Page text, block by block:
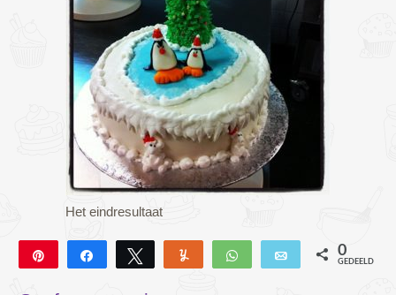
Het eindresultaat
Deel Tweet Yum WhatsApp E-mail 0
GEDEELD